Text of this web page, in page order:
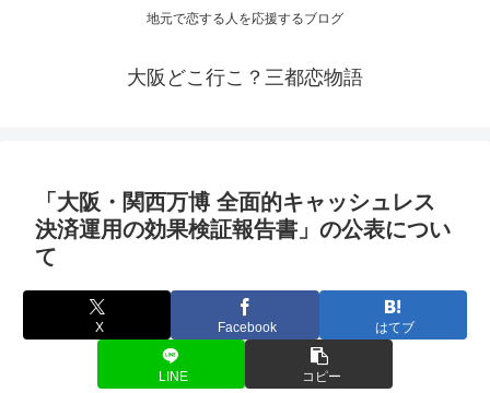
地元で恋する人を応援するブログ
大阪どこ行こ？三都恋物語
「 大阪 ・関西万博 全面的キャッシュレス
決済運用の効果検証報告書」の公表につい
て
X Facebook はてブ
LINE コピー